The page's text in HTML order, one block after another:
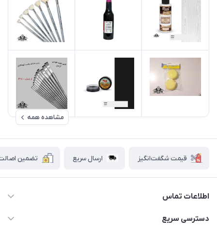
مشاهده همه
قیمت شگفت‌انگیز ارسال سریع تضمین اصالت
اطلاعات تماس
۰۲۱۷۷۰۶۰۰۲۸ ـ ۰۹۱۹۰۰۲۸۲۴۷
دسترسی سریع